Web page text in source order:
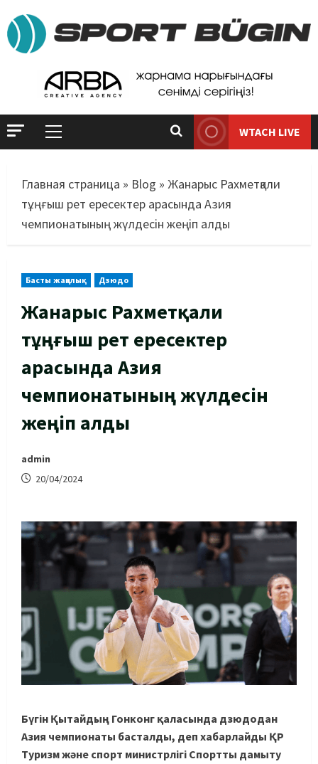
WTACH LIVE
Главная страница » Blog » Жанарыс Рахметқали
тұңғыш рет ересектер арасында Азия
чемпионатының жүлдесін жеңіп алды
Басты жаңалық Дзюдо
Жанарыс Рахметқали
тұңғыш рет ересектер
арасында Азия
чемпионатының жүлдесін
жеңіп алды
admin
20/04/2024
Бүгін Қытайдың Гонконг қаласында дзюдодан
Азия чемпионаты басталды, деп хабарлайды ҚР
Туризм және спорт министрлігі Спортты дамыту